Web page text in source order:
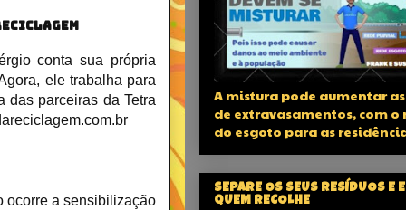
conta sua própria
ele trabalha para
das parceiras da Tetra
ocorre a sensibilização
A mistura pode aumentar
de extravasamentos, com o
do esgoto para as
SEPARE OS SEUS RESÍDUOS E
QUEM RECOLHE